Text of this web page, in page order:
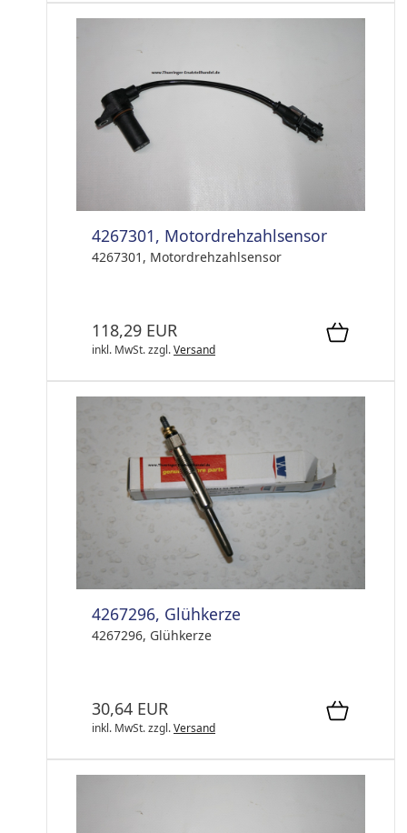
4267301, Motordrehzahlsensor
4267301, Motordrehzahlsensor
118,29 EUR
inkl. MwSt.zzgl.Versand
4267296, Glühkerze
4267296, Glühkerze
30,64 EUR
inkl. MwSt.zzgl.Versand